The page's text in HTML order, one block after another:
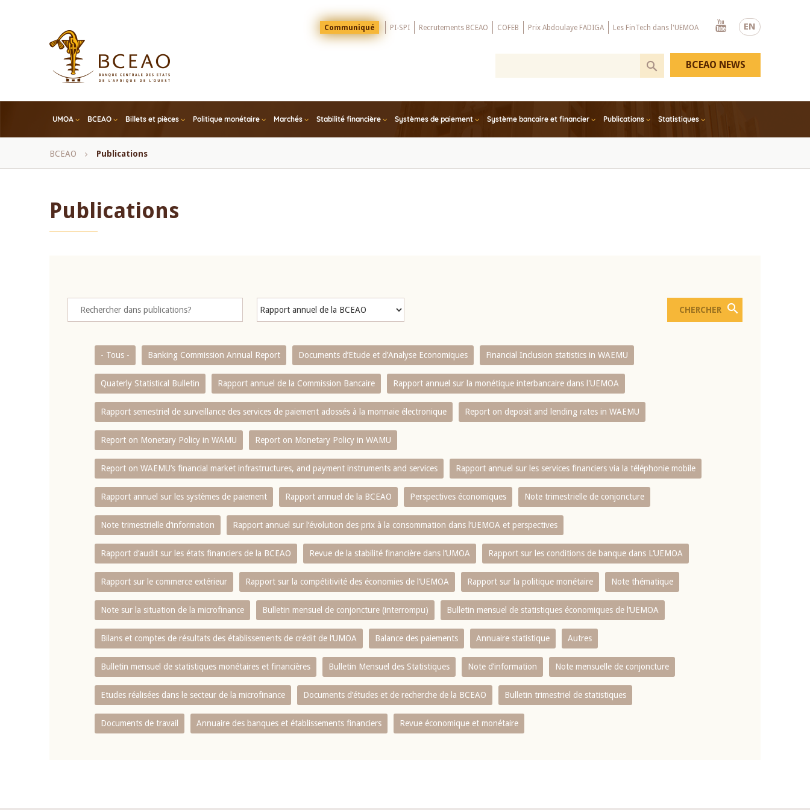
EN
Menu
Top
Communiqué PI-SPI Recrutements BCEAO COFEB Prix Abdoulaye FADIGA Les FinTech dans l'UEMOA
Youtube
UMOA BCEAO Billets et pièces Politique monétaire Marchés Stabilité financière Systèmes de paiement Système bancaire et financier Publications Statistiques
BCEAO NEWS
Fil
BCEAO Publications
Publications
- Tous - Banking Commission Annual Report Documents d’Etude et d’Analyse Economiques Financial Inclusion statistics in WAEMU
Quaterly Statistical Bulletin Rapport annuel de la Commission Bancaire Rapport annuel sur la monétique interbancaire dans l'UEMOA
Rapport semestriel de surveillance des services de paiement adossés à la monnaie électronique Report on deposit and lending rates in WAEMU
Report on Monetary Policy in WAMU Report on Monetary Policy in WAMU
Report on WAEMU’s financial market infrastructures, and payment instruments and services Rapport annuel sur les services financiers via la téléphonie mobile
Rapport annuel sur les systèmes de paiement Rapport annuel de la BCEAO Perspectives économiques Note trimestrielle de conjoncture
Note trimestrielle d‘information Rapport annuel sur l‘évolution des prix à la consommation dans l‘UEMOA et perspectives
Rapport d‘audit sur les états financiers de la BCEAO Revue de la stabilité financière dans l‘UMOA Rapport sur les conditions de banque dans L‘UEMOA
Rapport sur le commerce extérieur Rapport sur la compétitivité des économies de l‘UEMOA Rapport sur la politique monétaire Note thématique
Note sur la situation de la microfinance Bulletin mensuel de conjoncture (interrompu) Bulletin mensuel de statistiques économiques de l‘UEMOA
Bilans et comptes de résultats des établissements de crédit de l‘UMOA Balance des paiements Annuaire statistique Autres
Bulletin mensuel de statistiques monétaires et financières Bulletin Mensuel des Statistiques Note d’information Note mensuelle de conjoncture
Etudes réalisées dans le secteur de la microfinance Documents d’études et de recherche de la BCEAO Bulletin trimestriel de statistiques
Documents de travail Annuaire des banques et établissements financiers Revue économique et monétaire